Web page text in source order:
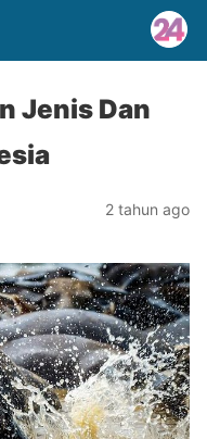
Jenis Dan
2 tahun ago